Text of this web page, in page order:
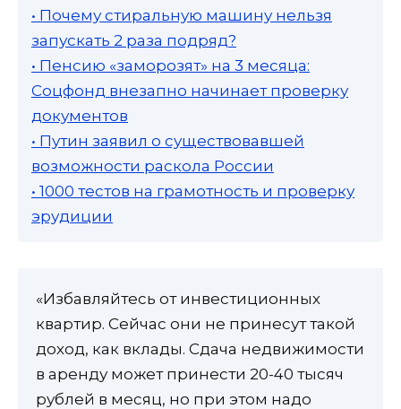
• Почему стиральную машину нельзя
запускать 2 раза подряд?
• Пенсию «заморозят» на 3 месяца:
Соцфонд внезапно начинает проверку
документов
• Путин заявил о существовавшей
возможности раскола России
• 1000 тестов на грамотность и проверку
эрудиции
«Избавляйтесь от инвестиционных
квартир. Сейчас они не принесут такой
доход, как вклады. Сдача недвижимости
в аренду может принести 20-40 тысяч
рублей в месяц, но при этом надо